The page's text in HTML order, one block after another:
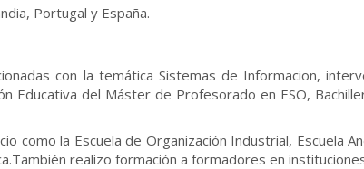
Portugal y España.
con la temática Sistemas de Informacion,
Educativa del Máster de Profesorado en ESO,
como la Escuela de Organización Industrial, Escuela
realizo formación a formadores en